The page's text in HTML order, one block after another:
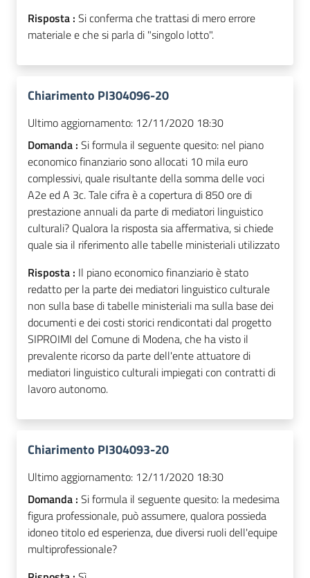
Risposta : Si conferma che trattasi di mero errore
materiale e che si parla di "singolo lotto".
Chiarimento PI304096-20
Ultimo aggiornamento: 12/11/2020 18:30
Domanda : Si formula il seguente quesito: nel piano
economico finanziario sono allocati 10 mila euro
complessivi, quale risultante della somma delle voci
A2e ed A 3c. Tale cifra è a copertura di 850 ore di
prestazione annuali da parte di mediatori linguistico
culturali? Qualora la risposta sia affermativa, si chiede
quale sia il riferimento alle tabelle ministeriali utilizzato
Risposta : Il piano economico finanziario è stato
redatto per la parte dei mediatori linguistico culturale
non sulla base di tabelle ministeriali ma sulla base dei
documenti e dei costi storici rendicontati dal progetto
SIPROIMI del Comune di Modena, che ha visto il
prevalente ricorso da parte dell'ente attuatore di
mediatori linguistico culturali impiegati con contratti di
lavoro autonomo.
Chiarimento PI304093-20
Ultimo aggiornamento: 12/11/2020 18:30
Domanda : Si formula il seguente quesito: la medesima
figura professionale, può assumere, qualora possieda
idoneo titolo ed esperienza, due diversi ruoli dell'equipe
multiprofessionale?